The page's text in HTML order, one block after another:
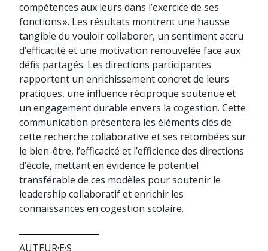
compétences aux leurs dans l’exercice de ses
fonctions ». Les résultats montrent une hausse
tangible du vouloir collaborer, un sentiment accru
d’efficacité et une motivation renouvelée face aux
défis partagés. Les directions participantes
rapportent un enrichissement concret de leurs
pratiques, une influence réciproque soutenue et
un engagement durable envers la cogestion. Cette
communication présentera les éléments clés de
cette recherche collaborative et ses retombées sur
le bien-être, l’efficacité et l’efficience des directions
d’école, mettant en évidence le potentiel
transférable de ces modèles pour soutenir le
leadership collaboratif et enrichir les
connaissances en cogestion scolaire.
AUTEUR·E·S